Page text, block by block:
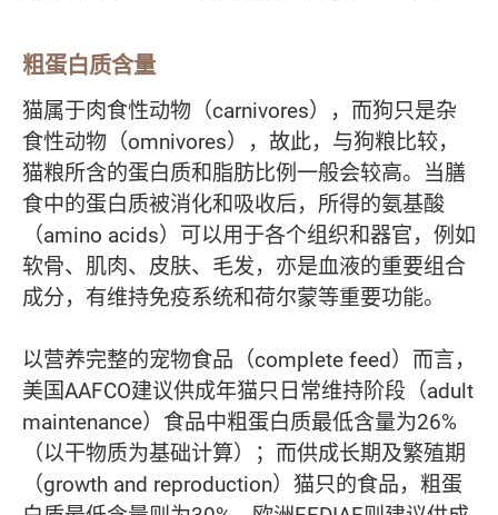
粗蛋白质含量
猫属于肉食性动物（carnivores），而狗只是杂
食性动物（omnivores），故此，与狗粮比较，
猫粮所含的蛋白质和脂肪比例一般会较高。当膳
食中的蛋白质被消化和吸收后，所得的氨基酸
（amino acids）可以用于各个组织和器官，例如
软骨、肌肉、皮肤、毛发，亦是血液的重要组合
成分，有维持免疫系统和荷尔蒙等重要功能。
以营养完整的宠物食品（complete feed）而言，
美国AAFCO建议供成年猫只日常维持阶段（adult
maintenance）食品中粗蛋白质最低含量为26%
（以干物质为基础计算）；而供成长期及繁殖期
（growth and reproduction）猫只的食品，粗蛋